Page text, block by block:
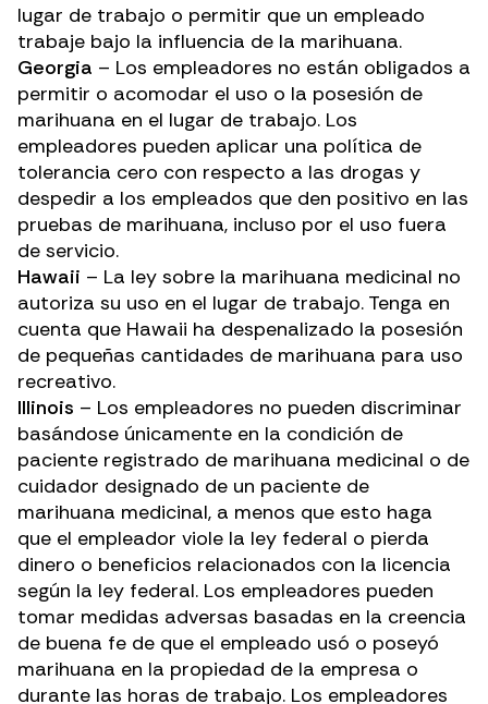
lugar de trabajo o permitir que un empleado
trabaje bajo la influencia de la marihuana.
Georgia – Los empleadores no están obligados a
permitir o acomodar el uso o la posesión de
marihuana en el lugar de trabajo. Los
empleadores pueden aplicar una política de
tolerancia cero con respecto a las drogas y
despedir a los empleados que den positivo en las
pruebas de marihuana, incluso por el uso fuera
de servicio.
Hawaii – La ley sobre la marihuana medicinal no
autoriza su uso en el lugar de trabajo. Tenga en
cuenta que Hawaii ha despenalizado la posesión
de pequeñas cantidades de marihuana para uso
recreativo.
Illinois – Los empleadores no pueden discriminar
basándose únicamente en la condición de
paciente registrado de marihuana medicinal o de
cuidador designado de un paciente de
marihuana medicinal, a menos que esto haga
que el empleador viole la ley federal o pierda
dinero o beneficios relacionados con la licencia
según la ley federal. Los empleadores pueden
tomar medidas adversas basadas en la creencia
de buena fe de que el empleado usó o poseyó
marihuana en la propiedad de la empresa o
durante las horas de trabajo. Los empleadores